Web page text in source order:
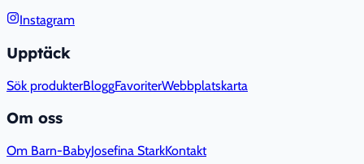
Instagram
Upptäck
Sök produkterBloggFavoriterWebbplatskarta
Om oss
Om Barn-BabyJosefina StarkKontakt